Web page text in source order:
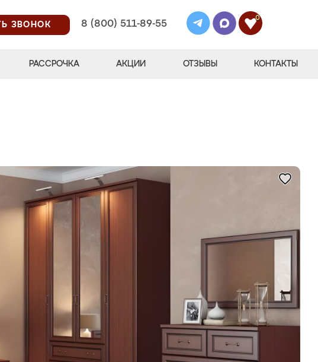
ЗВОНОК
8 (800) 511-89-55
0
РАССРОЧКА АКЦИИ ОТЗЫВЫ КОНТАКТЫ